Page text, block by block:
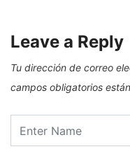
Leave a Reply
Tu dirección de correo
campos obligatorios